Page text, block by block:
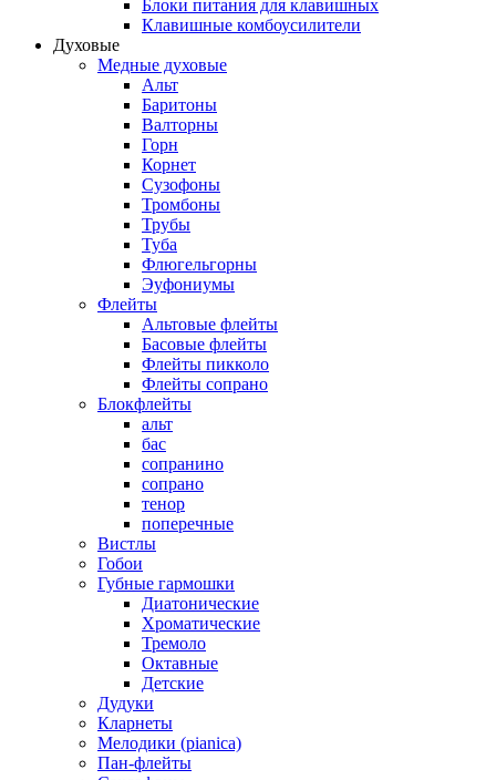
Блоки питания для клавишных
Клавишные комбоусилители
Духовые
Медные духовые
Альт
Баритоны
Валторны
Горн
Корнет
Сузофоны
Тромбоны
Трубы
Туба
Флюгельгорны
Эуфониумы
Флейты
Альтовые флейты
Басовые флейты
Флейты пикколо
Флейты сопрано
Блокфлейты
альт
бас
сопранино
сопрано
тенор
поперечные
Вистлы
Гобои
Губные гармошки
Диатонические
Хроматические
Тремоло
Октавные
Детские
Дудуки
Кларнеты
Мелодики (pianica)
Пан-флейты